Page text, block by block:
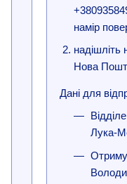
намір
надішліть
Нова
Дані для
Лука-